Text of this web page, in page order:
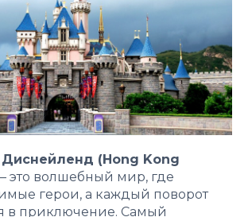
Диснейленд (Hong Kong
это волшебный мир, где
герои, а каждый поворот
в приключение. Самый